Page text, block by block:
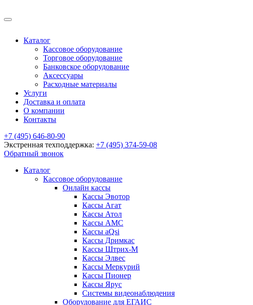
Каталог
Кассовое оборудование
Торговое оборудование
Банковское оборудование
Аксессуары
Расходные материалы
Услуги
Доставка и оплата
О компании
Контакты
+7 (495) 646-80-90
Экстренная техподдержка: +7 (495) 374-59-08
Обратный звонок
Каталог
Кассовое оборудование
Онлайн кассы
Кассы Эвотор
Кассы Агат
Кассы Атол
Кассы АМС
Кассы aQsi
Кассы Дримкас
Кассы Штрих-М
Кассы Элвес
Кассы Меркурий
Кассы Пионер
Кассы Ярус
Системы видеонаблюдения
Оборудование для ЕГАИС